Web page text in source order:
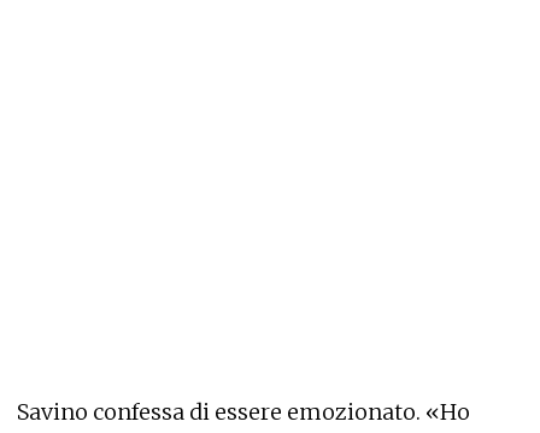
Savino confessa di essere emozionato. «Ho